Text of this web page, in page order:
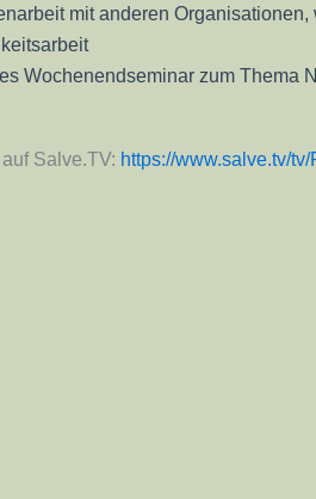
mit anderen
Wochenendseminar zum Thema
Salve.TV: https://www.salve.tv/